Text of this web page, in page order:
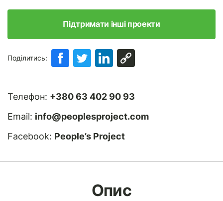
Підтримати інші проекти
Поділитись:
Телефон: +380 63 402 90 93
Email: info@peoplesproject.com
Facebook: People’s Project
Опис